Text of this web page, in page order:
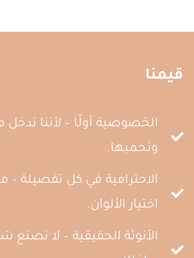
قيمنا
الخصوصية أولًا – لأننا
ونحميها.
الاحترافية في كل تفصيلة –
اختيار الألوان.
الأنوثة الحقيقية – لا نصنع